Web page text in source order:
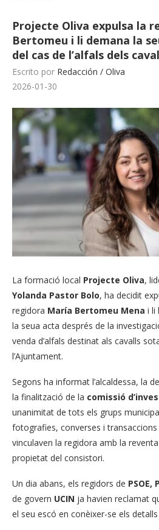
Projecte Oliva expulsa la
Bertomeu i li demana la
del cas de l’alfals dels
Escrito por Redacción / Oliva
2026-01-30
La formació local Projecte Oliva,
Yolanda Pastor Bolo, ha decidit
regidora María Bertomeu Mena i li
la seua acta després de la
venda d’alfals destinat als cavalls
l’Ajuntament.
Segons ha informat l’alcaldessa, la
la finalització de la comissió
unanimitat de tots els grups
fotografies, converses i
vinculaven la regidora amb la
propietat del consistori.
Un dia abans, els regidors de PSOE,
de govern UCIN ja havien reclamat
el seu escó en conèixer-se els